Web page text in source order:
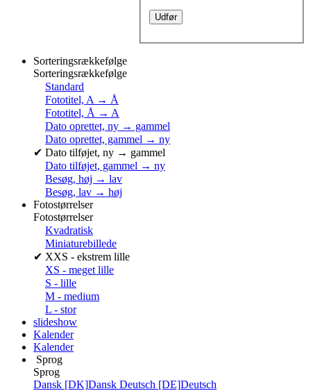
Sorteringsrækkefølge
Sorteringsrækkefølge
Standard
Fototitel, A → Å
Fototitel, Å → A
Dato oprettet, ny → gammel
Dato oprettet, gammel → ny
✔ Dato tilføjet, ny → gammel
Dato tilføjet, gammel → ny
Besøg, høj → lav
Besøg, lav → høj
Fotostørrelser
Fotostørrelser
Kvadratisk
Miniaturebillede
✔ XXS - ekstrem lille
XS - meget lille
S - lille
M - medium
L - stor
slideshow
Kalender
Kalender
Sprog
Sprog
Dansk [DK]Dansk Deutsch [DE]Deutsch